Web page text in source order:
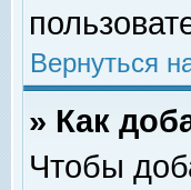
Вернуться
» Как
Чтобы